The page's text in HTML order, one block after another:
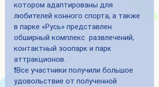
котором адаптированы для
любителей конного спорта, а также
в парке «Русь» представлен
обширный комплекс  развлечений,
контактный зоопарк и парк
аттракционов.
❗️Все участники получили большое
удовольствие от полученной